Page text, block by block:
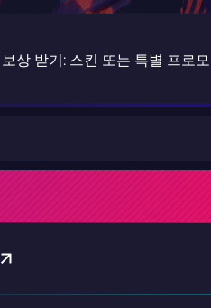
상 받기: 스킨 또는 특별 프로